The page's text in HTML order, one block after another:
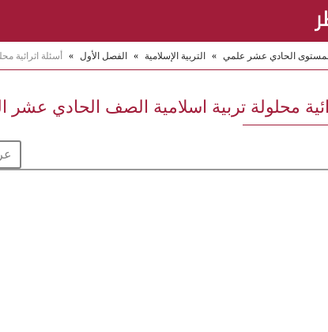
الحادي عشر علمي » التربية الإسلامية » الفصل الأول » أسئلة اثرائية
محلولة تربية اسلامية الصف الحادي عشر